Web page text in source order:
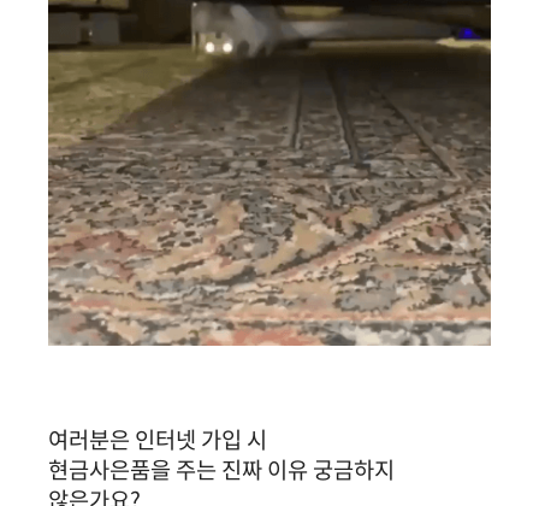
여러분은 인터넷 가입 시
현금사은품을 주는 진짜 이유 궁금하지
않은가요?